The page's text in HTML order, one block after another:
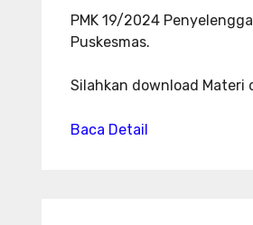
PMK 19/2024
Puskesmas.
Silahkan download Materi
Baca Detail